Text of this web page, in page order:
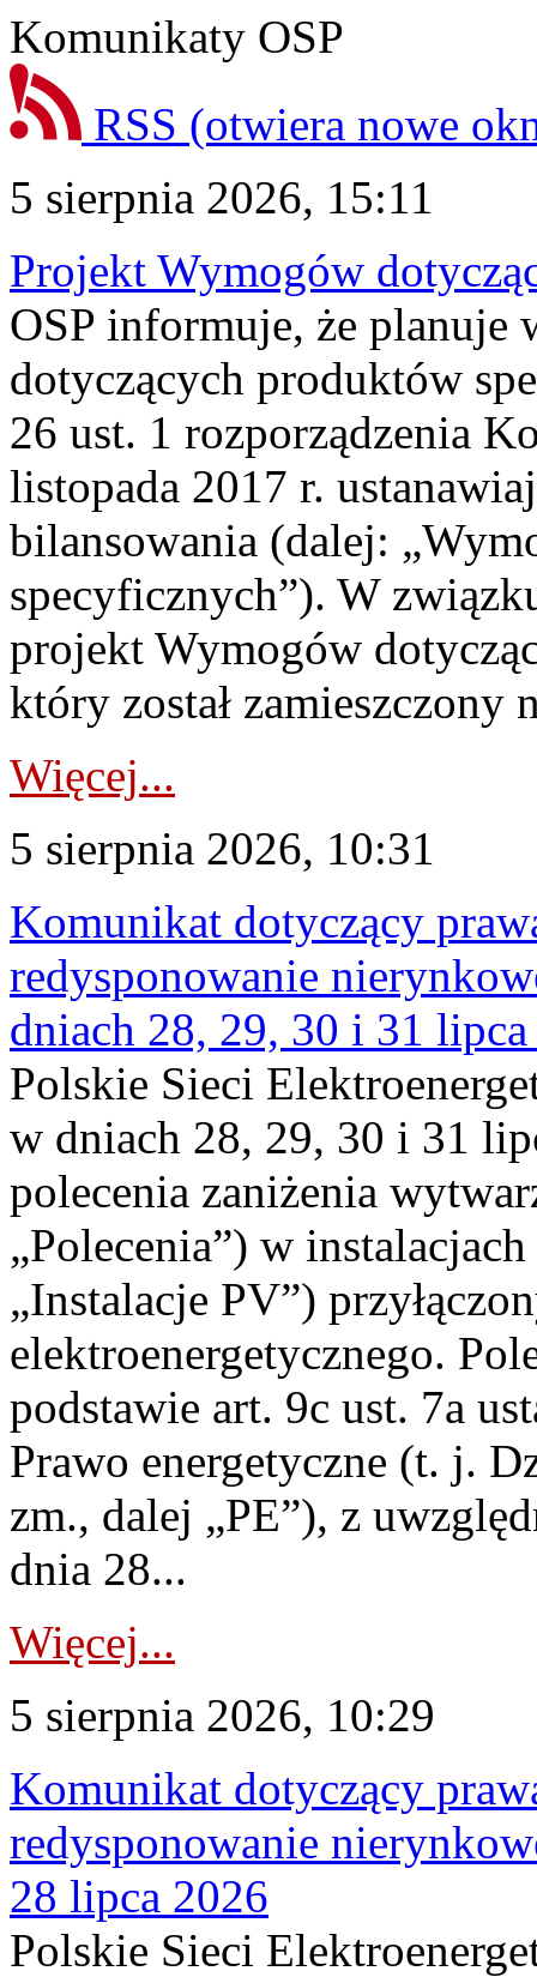
Komunikaty OSP
RSS (otwiera nowe
5 sierpnia 2026, 15:11
Projekt Wymogów
OSP informuje, że planuje
dotyczących produktów
26 ust. 1 rozporządzenia
listopada 2017 r.
bilansowania (dalej:
specyficznych”). W
projekt Wymogów
który został zamieszczony
Więcej...
5 sierpnia 2026, 10:31
Komunikat dotyczący
redysponowanie
dniach 28, 29, 30 i 31
Polskie Sieci
w dniach 28, 29, 30 i 31
polecenia zaniżenia
„Polecenia”) w
„Instalacje PV”)
elektroenergetycznego.
podstawie art. 9c ust. 7a
Prawo energetyczne (t. j.
zm., dalej „PE”), z
dnia 28...
Więcej...
5 sierpnia 2026, 10:29
Komunikat dotyczący
redysponowanie
28 lipca 2026
Polskie Sieci